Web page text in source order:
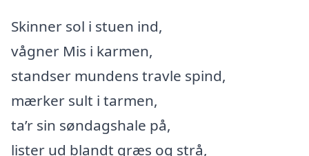
Skinner sol i stuen ind,
vågner Mis i karmen,
standser mundens travle spind,
mærker sult i tarmen,
ta’r sin søndagshale på,
lister ud blandt græs og strå,